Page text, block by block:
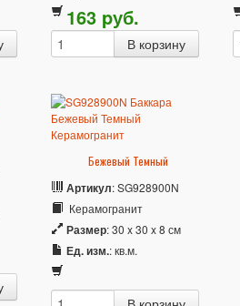
163 pуб.
Бежевый Темный
Артикул: SG928900N
Керамогранит
Размер: 30 x 30 x 8 см
Ед. изм.: кв.м.